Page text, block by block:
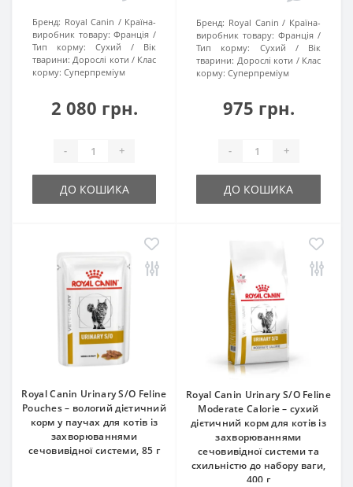
Бренд: Royal Canin
Країна-
виробник товару: Франція
Тип корму:
Сухий
Вік
тварини: Дорослі коти
Клас
корму: Суперпреміум
2 080 грн.
- +
ДО КОШИКА
Бренд: Royal Canin
Країна-
виробник товару: Франція
Тип корму:
Сухий
Вік
тварини: Дорослі коти
Клас
корму: Суперпреміум
975 грн.
- +
ДО КОШИКА
Royal Canin Urinary S/O Feline
Pouches – вологий дієтичний
корм у паучах для котів із
захворюваннями
сечовивідної системи, 85 г
Royal Canin Urinary S/O Feline
Moderate Calorie – сухий
дієтичний корм для котів із
захворюваннями
сечовивідної системи та
схильністю до набору ваги,
400 г